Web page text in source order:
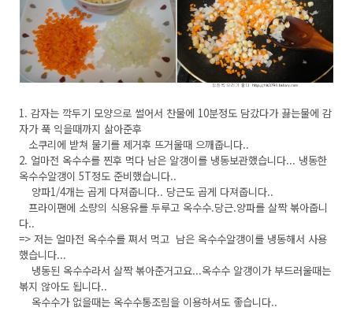
1. 감자는 깍두기 모양으로 썰어서 찬물에 10분정도 담갔다가 끓는물에 감
자가 푹 익을때까지 삶아준후
소쿠리에 받쳐 물기를 제거후 뜨거울때 으깨줍니다..
2. 얼마전 옥수수를 찐후 먹다 남은 알갱이를 냉동보관했습니다... 냉동한
옥수수알갱이 5T정도 준비했습니다..
양파1/4개는 곱게 다져줍니다.. 당근도 곱게 다져줍니다..
프라이팬에 소량의 식용유를 두루고 옥수수.당근.양파를 살짝 볶아줍니
다..
=> 저는 얼마전 옥수수를 쪄서 먹고 남은 옥수수알갱이를 냉동해서 사용
했습니다...
냉동된 옥수수라서 살짝 볶아준거고요...옥수수 알갱이가 부드러울때는
볶지 않아도 됩니다..
옥수수가 없을때는 옥수수통조림을 이용하셔도 좋습니다..